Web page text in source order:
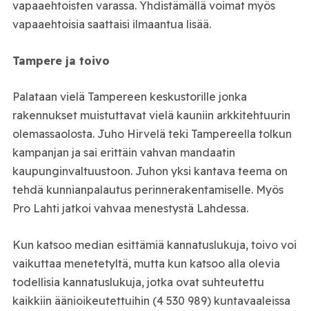
vapaaehtoisten varassa. Yhdistämällä voimat myös
vapaaehtoisia saattaisi ilmaantua lisää.
Tampere ja toivo
Palataan vielä Tampereen keskustorille jonka
rakennukset muistuttavat vielä kauniin arkkitehtuurin
olemassaolosta. Juho Hirvelä teki Tampereella tolkun
kampanjan ja sai erittäin vahvan mandaatin
kaupunginvaltuustoon. Juhon yksi kantava teema on
tehdä kunnianpalautus perinnerakentamiselle. Myös
Pro Lahti jatkoi vahvaa menestystä Lahdessa.
Kun katsoo median esittämiä kannatuslukuja, toivo voi
vaikuttaa menetetyltä, mutta kun katsoo alla olevia
todellisia kannatuslukuja, jotka ovat suhteutettu
kaikkiin äänioikeutettuihin (4 530 989) kuntavaaleissa